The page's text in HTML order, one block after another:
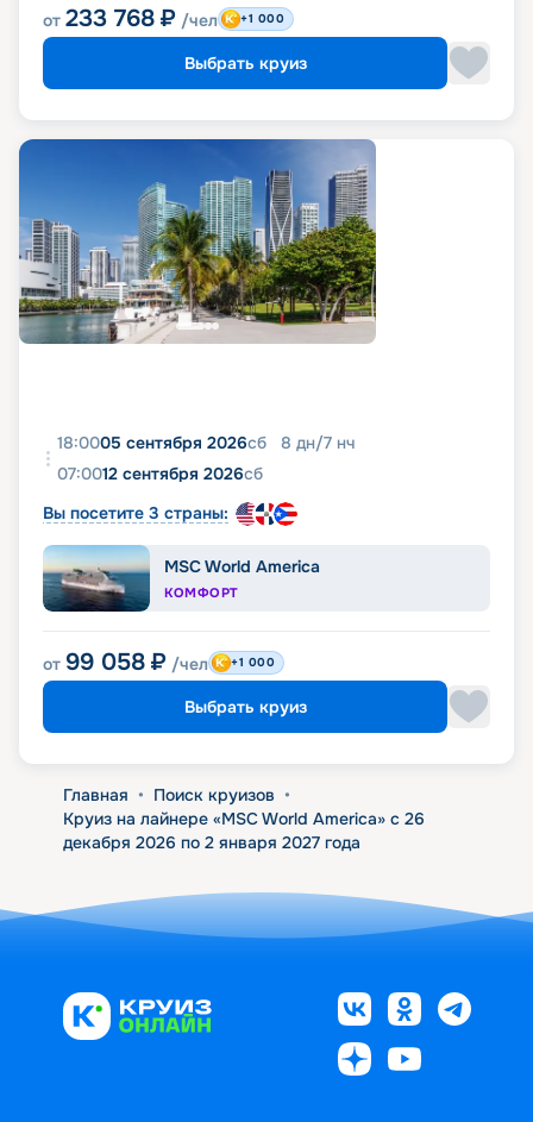
от 233 768 ₽ /чел +1 000
Выбрать круиз
18:0005 сентября 2026сб 8 дн/7 нч
07:0012 сентября 2026сб
Вы посетите 3 страны:
MSC World America
КОМФОРТ
от 99 058 ₽ /чел +1 000
Выбрать круиз
Главная • Поиск круизов •
Круиз на лайнере «MSC World America» с 26
декабря 2026 по 2 января 2027 года